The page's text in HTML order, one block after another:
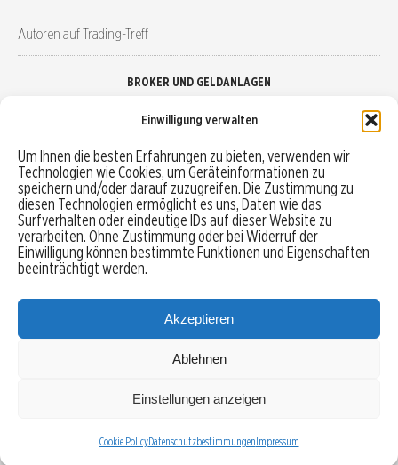
Einwilligung verwalten
Um Ihnen die besten Erfahrungen zu bieten, verwenden wir
Technologien wie Cookies, um Geräteinformationen zu
speichern und/oder darauf zuzugreifen. Die Zustimmung zu
diesen Technologien ermöglicht es uns, Daten wie das
Surfverhalten oder eindeutige IDs auf dieser Website zu
verarbeiten. Ohne Zustimmung oder bei Widerruf der
Einwilligung können bestimmte Funktionen und Eigenschaften
beeinträchtigt werden.
Akzeptieren
Ablehnen
Einstellungen anzeigen
Cookie PolicyDatenschutzbestimmungenImpressum
Autoren auf Trading-Treff
BROKER UND GELDANLAGEN
Robo-Advisor vergleichen
Depotvergleich
Festgeld vergleichen
Tagesgeld vergleichen